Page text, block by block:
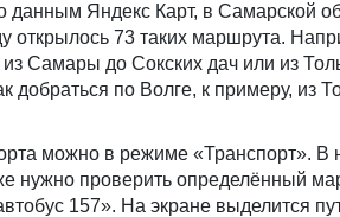
данным Яндекс Карт, в Самарской
открылось 73 таких маршрута.
Самары до Сокских дач или из
по Волге, к примеру, из
можно в режиме «Транспорт». В
нужно проверить определённый
157». На экране выделится